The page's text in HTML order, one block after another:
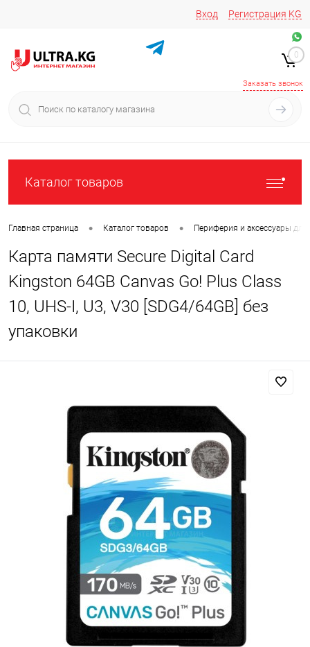
Вход Регистрация KG
+996 776161037
+996 772022908
Заказать звонок
0
Каталог товаров
Главная страница • Каталог товаров • Периферия и аксессуары
Карта памяти Secure Digital Card
Kingston 64GB Canvas Go! Plus Class
10, UHS-I, U3, V30 [SDG4/64GB] без
упаковки